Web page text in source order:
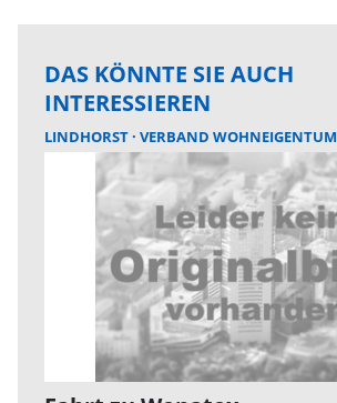
DAS KÖNNTE SIE AUCH
INTERESSIEREN
LINDHORST VERBAND WOHNEIGENTUM